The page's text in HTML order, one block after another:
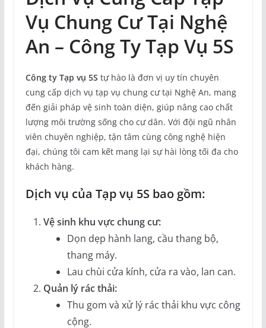
Vụ Chung Cư Tại Nghệ
An – Công Ty Tạp Vụ 5S
Công ty Tạp vụ 5S tự hào là đơn vị uy tín chuyên
cung cấp dịch vụ tạp vụ chung cư tại Nghệ An, mang
đến giải pháp vệ sinh toàn diện, giúp nâng cao chất
lượng môi trường sống cho cư dân. Với đội ngũ nhân
viên chuyên nghiệp, tận tâm cùng công nghệ hiện
đại, chúng tôi cam kết mang lại sự hài lòng tối đa cho
khách hàng.
Dịch vụ của Tạp vụ 5S bao gồm:
Vệ sinh khu vực chung cư:
Dọn dẹp hành lang, cầu thang bộ,
thang máy.
Lau chùi cửa kính, cửa ra vào, lan can.
Quản lý rác thải:
Thu gom và xử lý rác thải khu vực công
cộng.